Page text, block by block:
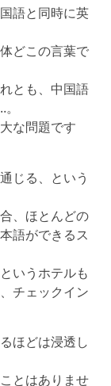
語と同時に英
どこの言葉で
とも、中国語
な問題です
じる、という
、ほとんどの
語ができるス
いうホテルも
チェックイン
ほどは浸透し
とはありませ